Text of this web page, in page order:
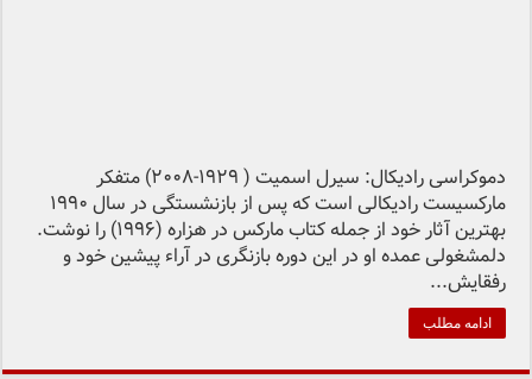
دموکراسی رادیکال: سیرل اسمیت ( 1929-2008) متفکر
مارکسیست رادیکالی است که پس از بازنشستگی در سال 1990
بهترین آثار خود از جمله کتاب مارکس در هزاره (1996) را نوشت.
دلمشغولی عمده او در این دوره بازنگری در آراء پیشین خود و
رفقایش...
ادامه مطلب